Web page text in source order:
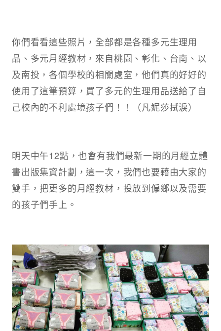
你們看看這些照片，全部都是各種多元生理用
品、多元月經教材，來自桃園、彰化、台南、以
及南投，各個學校的相關處室，他們真的好好的
使用了這筆預算，買了多元的生理用品送給了自
己校內的不利處境孩子們！！（凡妮莎拭淚）
明天中午12點，也會有我們最新一期的月經立體
書出版集資計劃，這一次，我們也要藉由大家的
雙手，把更多的月經教材，投放到偏鄉以及需要
的孩子們手上。